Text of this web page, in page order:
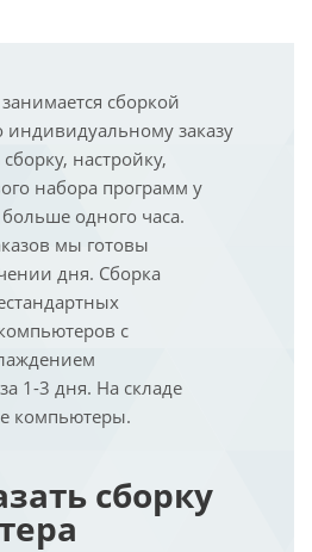
сборкой
заказу
настройку,
набора программ у
одного часа.
мы готовы
дня. Сборка
с
1-3 дня. На складе
компьютеры.
сборку